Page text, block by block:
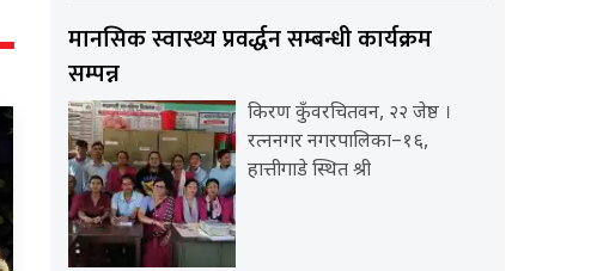
मानसिक स्वास्थ्य प्रवर्द्धन सम्बन्धी कार्यक्रम
सम्पन्न
किरण कुँवरचितवन, २२ जेष्ठ ।
रत्ननगर नगरपालिका–१६,
हात्तीगाडे स्थित श्री